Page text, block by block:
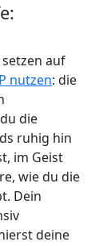
auf
nutzen: die
die
ruhig hin
im Geist
wie du die
Dein
deine